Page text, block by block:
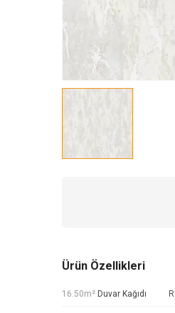
Ürün Özellikleri
16.50m² Duvar Kağıdı